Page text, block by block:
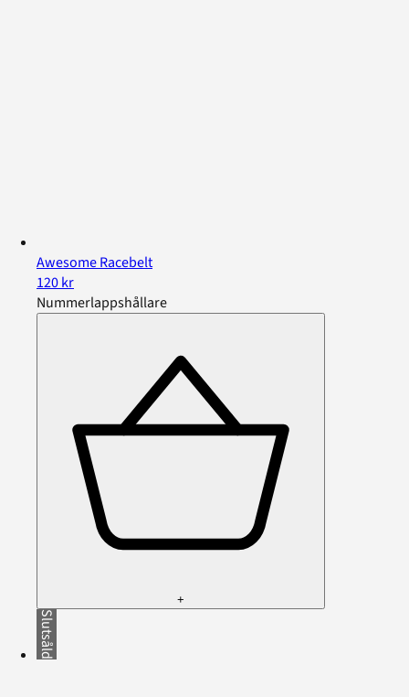
Awesome Racebelt
120 kr
Nummerlappshållare
+
Slutsåld